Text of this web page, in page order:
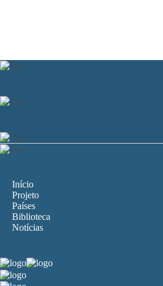
Início
Projeto
Países
Biblioteca
Notícias